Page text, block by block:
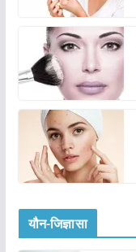
यौन-जिज्ञासा